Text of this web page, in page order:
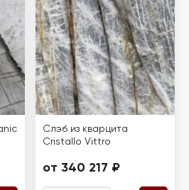
Слэб из кварцита
Cristallo Vittro
от 340 217 ₽